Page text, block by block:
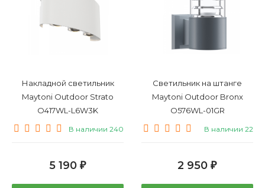
Накладной светильник
Maytoni Outdoor Strato
O417WL-L6W3K
В наличии 240
5 190 ₽
Светильник на штанге
Maytoni Outdoor Bronx
O576WL-01GR
В наличии 22
2 950 ₽